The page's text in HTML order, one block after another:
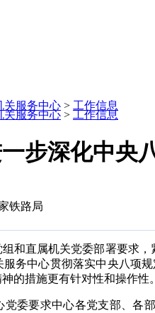
关服务中心 > 工作信息
关服务中心 > 工作信息
步深化中央
铁路局
直属机关党委部署要求，
务中心贯彻落实中央八项
的措施更有针对性和操作性
要求中心各党支部、各